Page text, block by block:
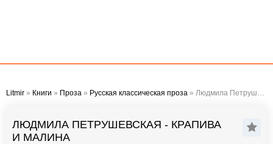
Litmir » Книги » Проза » Русская классическая проза » Людмила Петрушевская - Крапива и малина
ЛЮДМИЛА ПЕТРУШЕВСКАЯ - КРАПИВА
И МАЛИНА